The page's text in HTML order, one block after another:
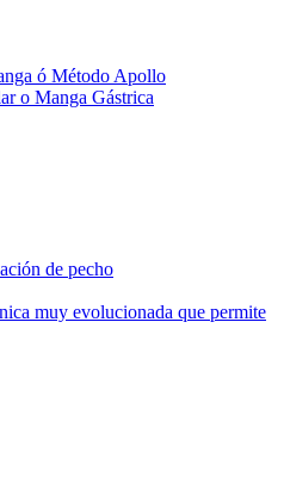
ó Método Apollo
o Manga Gástrica
de pecho
muy evolucionada que permite